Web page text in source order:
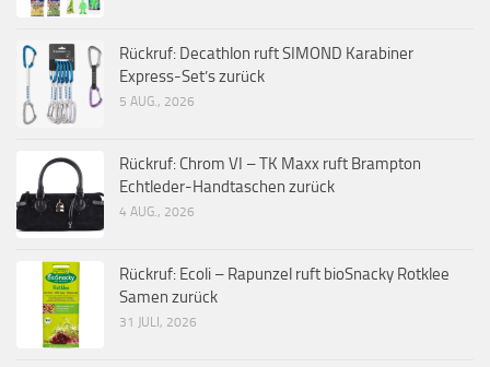
Rückruf: Decathlon ruft SIMOND Karabiner
Express-Set’s zurück
5 AUG., 2026
Rückruf: Chrom VI – TK Maxx ruft Brampton
Echtleder-Handtaschen zurück
4 AUG., 2026
Rückruf: Ecoli – Rapunzel ruft bioSnacky Rotklee
Samen zurück
31 JULI, 2026